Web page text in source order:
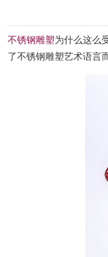
不锈钢雕塑为什么这么
了不锈钢雕塑艺术语言